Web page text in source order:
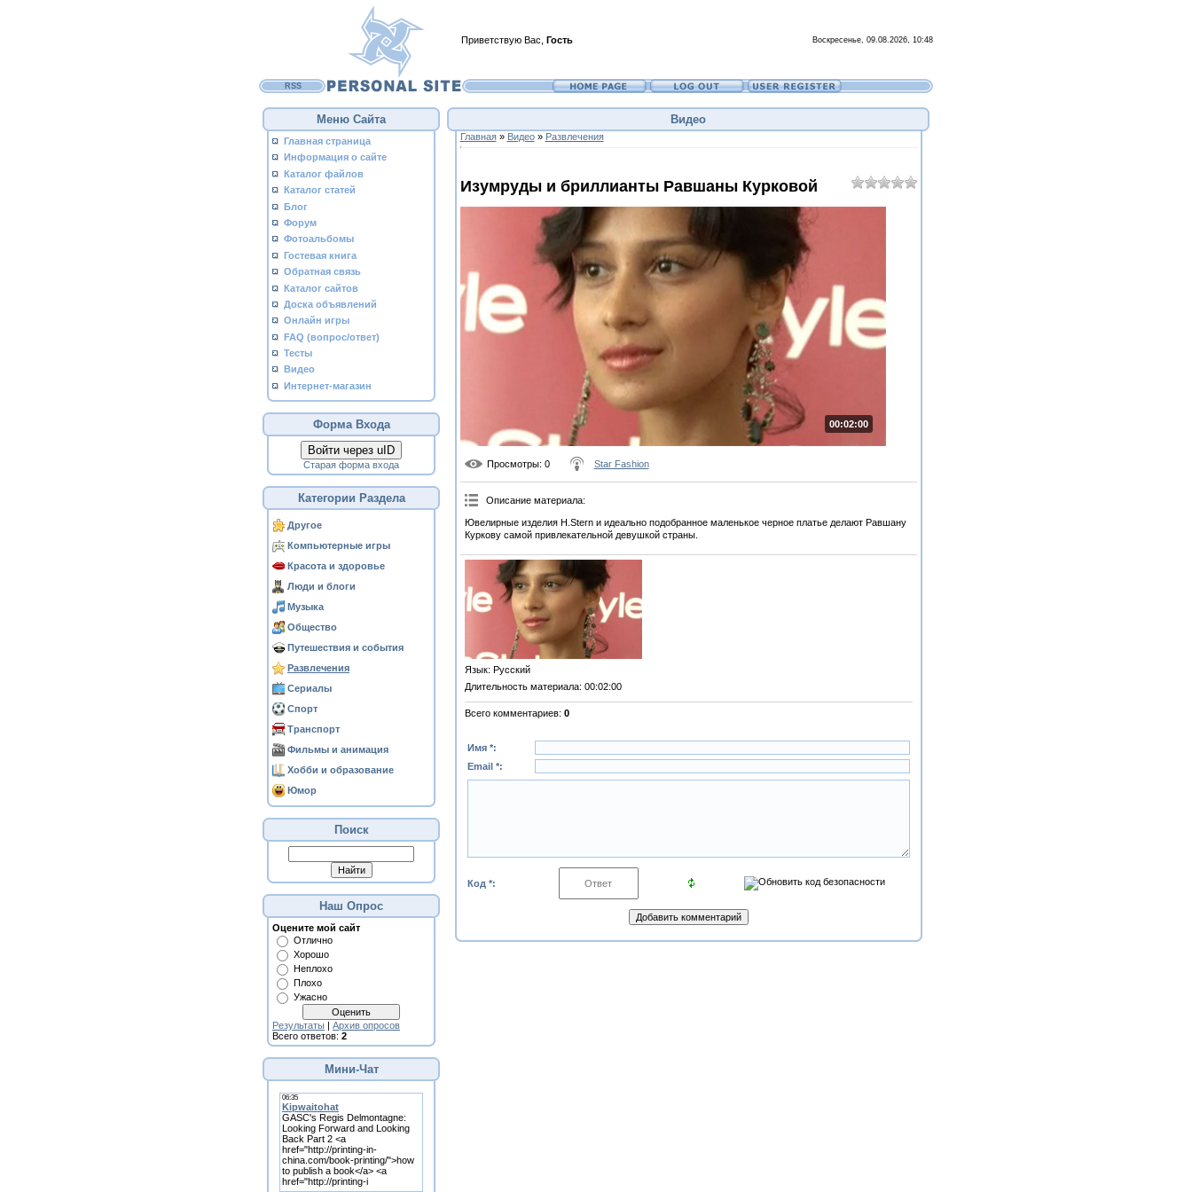
Приветствую Вас Гость Воскресенье, 09.08.2026, 10:48
RSS
Меню Сайта
Главная страница
Информация о сайте
Каталог файлов
Каталог статей
Блог
Форум
Фотоальбомы
Гостевая книга
Обратная связь
Каталог сайтов
Доска объявлений
Онлайн игры
FAQ (вопрос/ответ)
Тесты
Видео
Интернет-магазин
Форма Входа
Войти через uID
Старая форма входа
Категории Раздела
Другое
Компьютерные игры
Красота и здоровье
Люди и блоги
Музыка
Общество
Путешествия и события
Развлечения
Сериалы
Спорт
Транспорт
Фильмы и анимация
Хобби и образование
Юмор
Поиск
Наш Опрос
Оцените мой сайт
Отлично
Хорошо
Неплохо
Плохо
Ужасно
Результаты | Архив опросов
Всего ответов: 2
Мини-Чат
Видео
Главная» Видео» Развлечения
Изумруды и бриллианты Равшаны Курковой
00:02:00
Просмотры: 0 Star Fashion
Описание материала:
Ювелирные изделия H.Stern и идеально подобранное маленькое черное платье делают Равшану
Куркову самой привлекательной девушкой страны.
Язык: Русский
Длительность материала: 00:02:00
Всего комментариев: 0
Имя *:
Email *:
Код *: